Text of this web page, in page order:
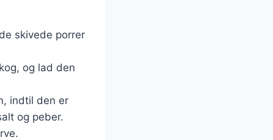
skivede porrer
og lad den
indtil den er
og peber.